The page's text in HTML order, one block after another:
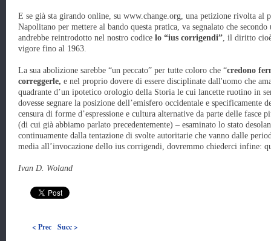
E se già sta girando online, su www.change.org, una petizione rivolta al
Napolitano per mettere al bando questa pratica, va segnalato che
andrebbe reintrodotto nel nostro codice lo “ius corrigendi”, il diritto
vigore fino al 1963.
La sua abolizione sarebbe “un peccato” per tutte coloro che “credono
correggerle, e nel proprio dovere di essere disciplinate dall'uomo che
quadrante d’un ipotetico orologio della Storia le cui lancette ruotino in
dovesse segnare la posizione dell’emisfero occidentale e
censura di forme d’espressione e cultura alternative da parte delle fasce
(di cui già abbiamo parlato precedentemente) – esaminato lo stato
continuamente dalla tentazione di svolte autoritarie che vanno dalle
media all’invocazione dello ius corrigendi, dovremmo chiederci infine:
Ivan D. Woland
< Prec Succ >